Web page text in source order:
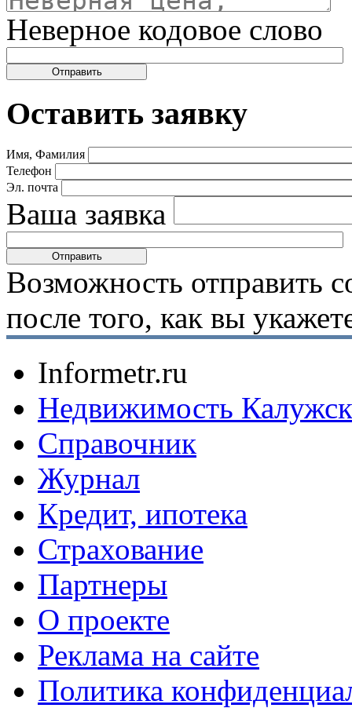
Неверное кодовое слово
Оставить заявку
Имя, Фамилия
Телефон
Эл. почта
Ваша заявка
Возможность отправить
после того, как вы
Informetr.ru
Недвижимость
Справочник
Журнал
Кредит, ипотека
Страхование
Партнеры
O проекте
Реклама на сайте
Политика